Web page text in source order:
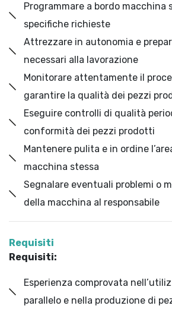
Programmare a bordo macchina
specifiche richieste
Attrezzare in autonomia e
necessari alla lavorazione
Monitorare attentamente il
garantire la qualità dei pezzi
Eseguire controlli di qualità
conformità dei pezzi prodotti
Mantenere pulita e in ordine
macchina stessa
Segnalare eventuali problemi o
della macchina al responsabile
Requisiti
Requisiti:
Esperienza comprovata
parallelo e nella produzione di